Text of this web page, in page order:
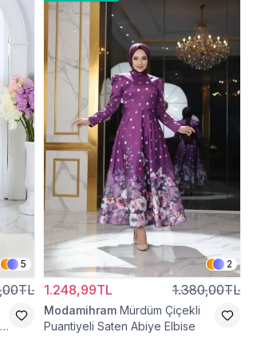
5 2
1.248,99TL 1.380,00TL
Modamihram Mürdüm Çiçekli
Puantiyeli Saten Abiye Elbise